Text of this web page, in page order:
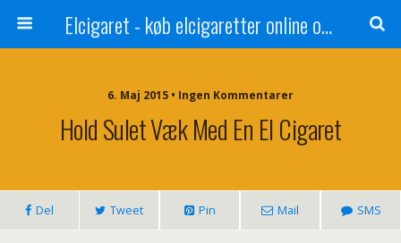
Elcigaret - køb elcigaretter online og spar penge
6. Maj 2015 • Ingen Kommentarer
Hold Sulet Væk Med En El Cigaret
Del Tweet Pin Mail SMS